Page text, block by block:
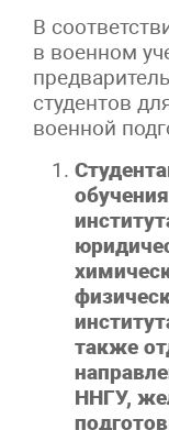
В
в военном
студентов
военной
также
ННГУ,